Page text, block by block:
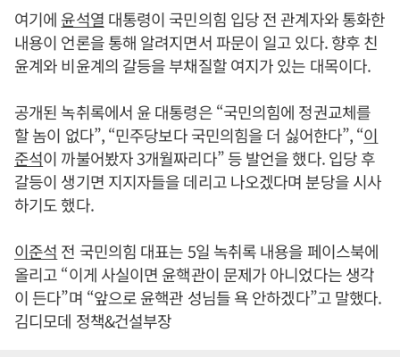
여기에 윤석열 대통령이 국민의힘 입당 전 관계자와 통화한
내용이 언론을 통해 알려지면서 파문이 일고 있다. 향후 친
윤계와 비윤계의 갈등을 부채질할 여지가 있는 대목이다.
공개된 녹취록에서 윤 대통령은 “국민의힘에 정권교체를
할 놈이 없다”, “민주당보다 국민의힘을 더 싫어한다”, “이
준석이 까불어봤자 3개월짜리다” 등 발언을 했다. 입당 후
갈등이 생기면 지지자들을 데리고 나오겠다며 분당을 시사
하기도 했다.
이준석 전 국민의힘 대표는 5일 녹취록 내용을 페이스북에
올리고 “이게 사실이면 윤핵관이 문제가 아니었다는 생각
이 든다”며 “앞으로 윤핵관 성님들 욕 안하겠다”고 말했다.
김디모데 정책&건설부장